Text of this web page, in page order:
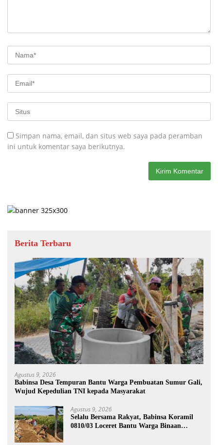
Simpan nama, email, dan situs web saya pada peramban
ini untuk komentar saya berikutnya.
Berita Terbaru
Agustus 9, 2026
Babinsa Desa Tempuran Bantu Warga Pembuatan Sumur Gali,
Wujud Kepedulian TNI kepada Masyarakat
Agustus 9, 2026
Selalu Bersama Rakyat, Babinsa Koramil
0810/03 Loceret Bantu Warga Binaan